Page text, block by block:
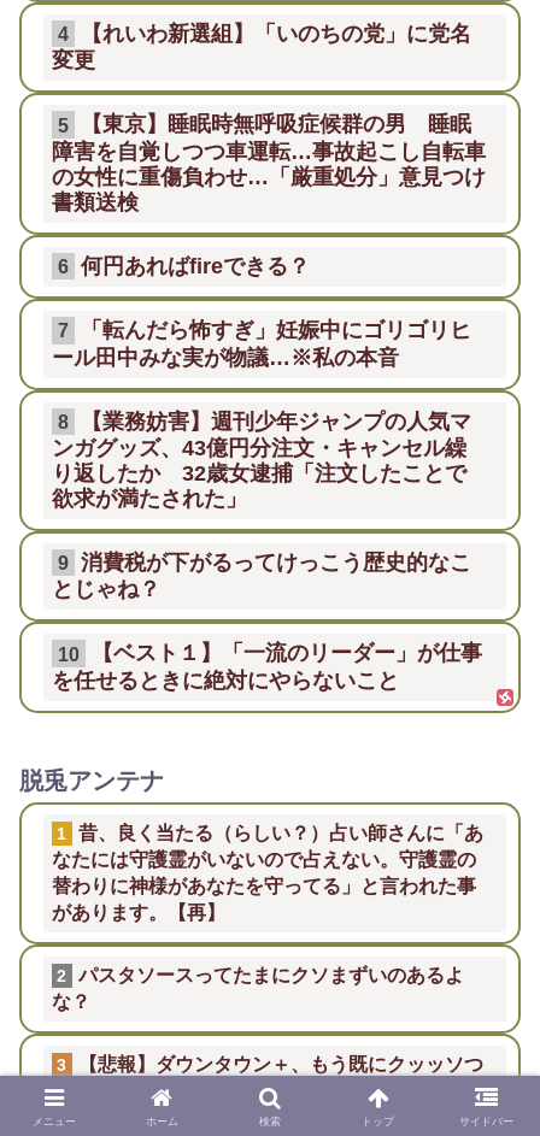
4
【れいわ新選組】「いのちの党」に党名
変更
5
【東京】睡眠時無呼吸症候群の男 睡眠
障害を自覚しつつ車運転…事故起こし自転車
の女性に重傷負わせ…「厳重処分」意見つけ
書類送検
6 何円あればfireできる？
7
「転んだら怖すぎ」妊娠中にゴリゴリヒ
ール田中みな実が物議…※私の本音
8
【業務妨害】週刊少年ジャンプの人気マ
ンガグッズ、43億円分注文・キャンセル繰
り返したか 32歳女逮捕「注文したことで
欲求が満たされた」
9 消費税が下がるってけっこう歴史的なこ
とじゃね？
10
【ベスト１】「一流のリーダー」が仕事
を任せるときに絶対にやらないこと
脱兎アンテナ
1
昔、良く当たる（らしい？）占い師さんに「あ
なたには守護霊がいないので占えない。守護霊の
替わりに神様があなたを守ってる」と言われた事
があります。【再】
2 パスタソースってたまにクソまずいのあるよ
な？
3
【悲報】ダウンタウン＋、もう既にクッッソつ
まらなさそうになってしまう
メニュー ホーム 検索 トップ サイドバー